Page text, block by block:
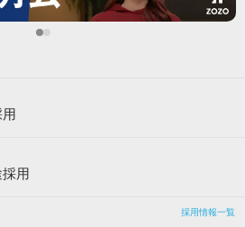
用
採用情報一覧